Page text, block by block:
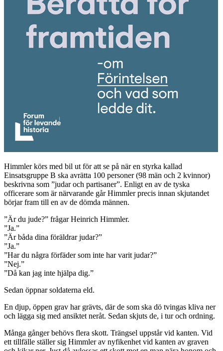
Himmler körs med bil ut för att se på när en styrka kallad
Einsatsgruppe B ska avrätta 100 personer (98 män och 2 kvinnor)
beskrivna som ”judar och partisaner”. Enligt en av de tyska
officerare som är närvarande går Himmler precis innan skjutandet
börjar fram till en av de dömda männen.
”Är du jude?” frågar Heinrich Himmler.
”Ja.”
”Är båda dina föräldrar judar?”
”Ja.”
”Har du några förfäder som inte har varit judar?”
”Nej.”
”Då kan jag inte hjälpa dig.”
Sedan öppnar soldaterna eld.
En djup, öppen grav har grävts, där de som ska dö tvingas kliva ner
och lägga sig med ansiktet neråt. Sedan skjuts de, i tur och ordning.
Många gånger behövs flera skott. Trängsel uppstår vid kanten. Vid
ett tillfälle ställer sig Himmler av nyfikenhet vid kanten av graven